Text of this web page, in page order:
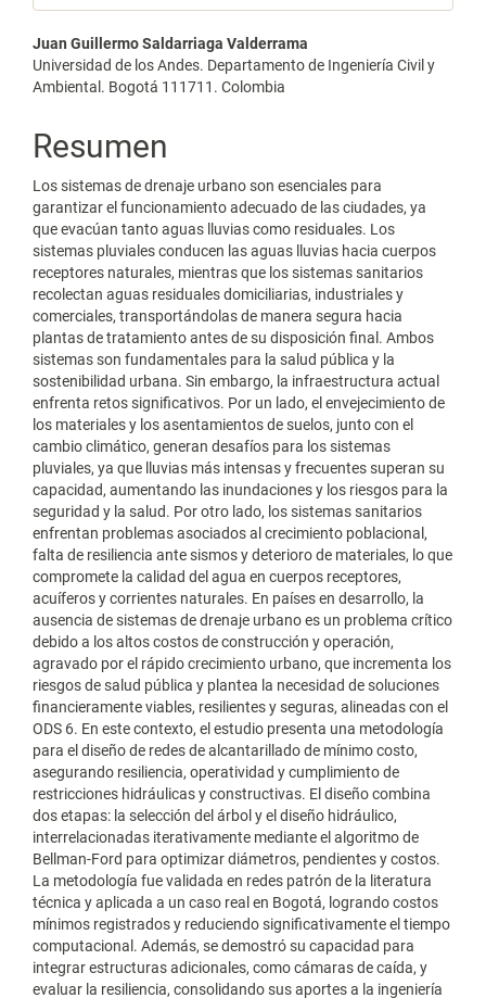
Contenido
principal
artículo
Juan Guillermo Saldarriaga Valderrama
Universidad de los Andes. Departamento de Ingeniería Civil y
Ambiental. Bogotá 111711. Colombia
Resumen
Los sistemas de drenaje urbano son esenciales para
garantizar el funcionamiento adecuado de las ciudades, ya
que evacúan tanto aguas lluvias como residuales. Los
sistemas pluviales conducen las aguas lluvias hacia cuerpos
receptores naturales, mientras que los sistemas sanitarios
recolectan aguas residuales domiciliarias, industriales y
comerciales, transportándolas de manera segura hacia
plantas de tratamiento antes de su disposición final. Ambos
sistemas son fundamentales para la salud pública y la
sostenibilidad urbana. Sin embargo, la infraestructura actual
enfrenta retos significativos. Por un lado, el envejecimiento de
los materiales y los asentamientos de suelos, junto con el
cambio climático, generan desafíos para los sistemas
pluviales, ya que lluvias más intensas y frecuentes superan su
capacidad, aumentando las inundaciones y los riesgos para la
seguridad y la salud. Por otro lado, los sistemas sanitarios
enfrentan problemas asociados al crecimiento poblacional,
falta de resiliencia ante sismos y deterioro de materiales, lo que
compromete la calidad del agua en cuerpos receptores,
acuíferos y corrientes naturales. En países en desarrollo, la
ausencia de sistemas de drenaje urbano es un problema crítico
debido a los altos costos de construcción y operación,
agravado por el rápido crecimiento urbano, que incrementa los
riesgos de salud pública y plantea la necesidad de soluciones
financieramente viables, resilientes y seguras, alineadas con el
ODS 6. En este contexto, el estudio presenta una metodología
para el diseño de redes de alcantarillado de mínimo costo,
asegurando resiliencia, operatividad y cumplimiento de
restricciones hidráulicas y constructivas. El diseño combina
dos etapas: la selección del árbol y el diseño hidráulico,
interrelacionadas iterativamente mediante el algoritmo de
Bellman-Ford para optimizar diámetros, pendientes y costos.
La metodología fue validada en redes patrón de la literatura
técnica y aplicada a un caso real en Bogotá, logrando costos
mínimos registrados y reduciendo significativamente el tiempo
computacional. Además, se demostró su capacidad para
integrar estructuras adicionales, como cámaras de caída, y
evaluar la resiliencia, consolidando sus aportes a la ingeniería